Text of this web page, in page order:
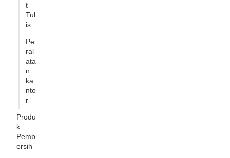
t
Tul
is
Pe
ral
ata
n
ka
nto
r
Produ
k
Pemb
ersih